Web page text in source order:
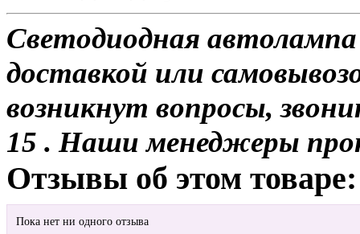
Светодиодная
доставкой или
возникнут вопросы,
15 . Наши менеджеры
Отзывы об этом товаре:
Пока нет ни одного отзыва